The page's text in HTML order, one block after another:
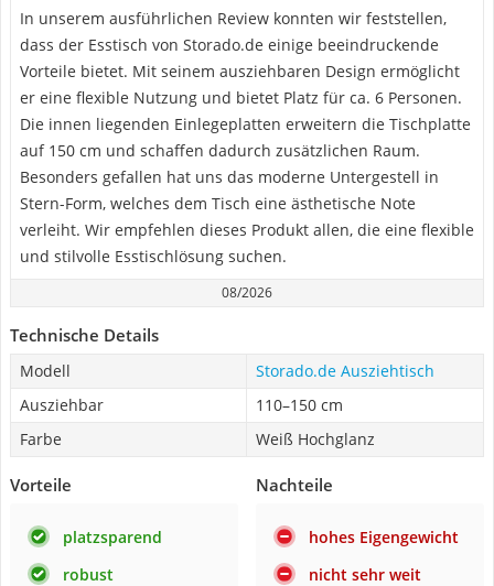
In unserem ausführlichen Review konnten wir feststellen,
dass der Esstisch von Storado.de einige beeindruckende
Vorteile bietet. Mit seinem ausziehbaren Design ermöglicht
er eine flexible Nutzung und bietet Platz für ca. 6 Personen.
Die innen liegenden Einlegeplatten erweitern die Tischplatte
auf 150 cm und schaffen dadurch zusätzlichen Raum.
Besonders gefallen hat uns das moderne Untergestell in
Stern-Form, welches dem Tisch eine ästhetische Note
verleiht. Wir empfehlen dieses Produkt allen, die eine flexible
und stilvolle Esstischlösung suchen.
08/2026
Technische Details
Modell
Storado.de Ausziehtisch
Ausziehbar
110–150 cm
Farbe
Weiß Hochglanz
Vorteile
platzsparend
robust
Nachteile
hohes Eigengewicht
nicht sehr weit